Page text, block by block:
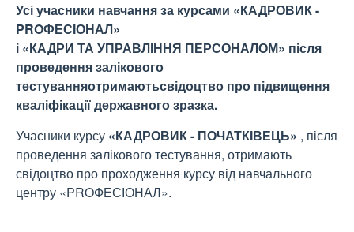
Усі учасники навчання за курсами «КАДРОВИК -
PROФЕСІОНАЛ»
і «КАДРИ ТА УПРАВЛІННЯ ПЕРСОНАЛОМ» після
проведення залікового
тестуванняотримаютьсвідоцтво про підвищення
кваліфікації державного зразка.
Учасники курсу «КАДРОВИК - ПОЧАТКІВЕЦЬ» , після
проведення залікового тестування, отримають
свідоцтво про проходження курсу від навчального
центру «PROФЕСІОНАЛ».